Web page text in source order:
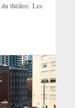
du théâtre. Les